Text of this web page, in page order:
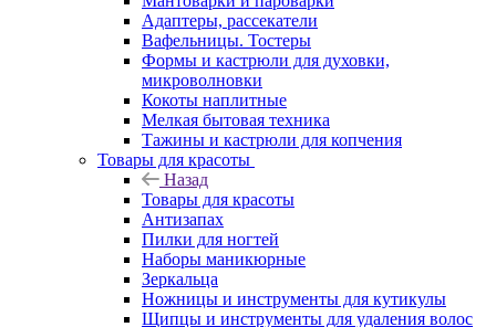
Адаптеры, рассекатели
Вафельницы. Тостеры
Формы и кастрюли для духовки,
микроволновки
Кокоты наплитные
Мелкая бытовая техника
Тажины и кастрюли для копчения
Товары для красоты
Назад
Товары для красоты
Антизапах
Пилки для ногтей
Наборы маникюрные
Зеркальца
Ножницы и инструменты для кутикулы
Щипцы и инструменты для удаления волос